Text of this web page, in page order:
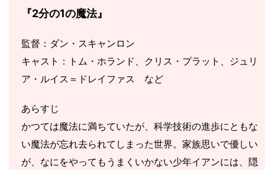
『2分の1の魔法』
監督：ダン・スキャンロン
キャスト：トム・ホランド、クリス・プラット、ジュリ
ア・ルイス＝ドレイファス など
あらすじ
かつては魔法に満ちていたが、科学技術の進歩にともな
い魔法が忘れ去られてしまった世界。家族思いで優しい
が、なにをやってもうまくいかない少年イアンには、隠